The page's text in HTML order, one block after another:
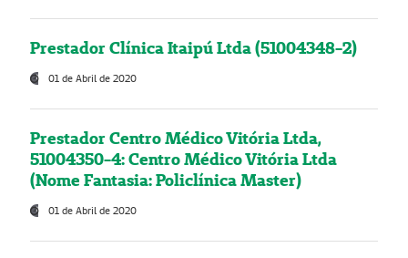
Prestador Clínica Itaipú Ltda (51004348-2)
01 de Abril de 2020
Prestador Centro Médico Vitória Ltda,
51004350-4: Centro Médico Vitória Ltda
(Nome Fantasia: Policlínica Master)
01 de Abril de 2020